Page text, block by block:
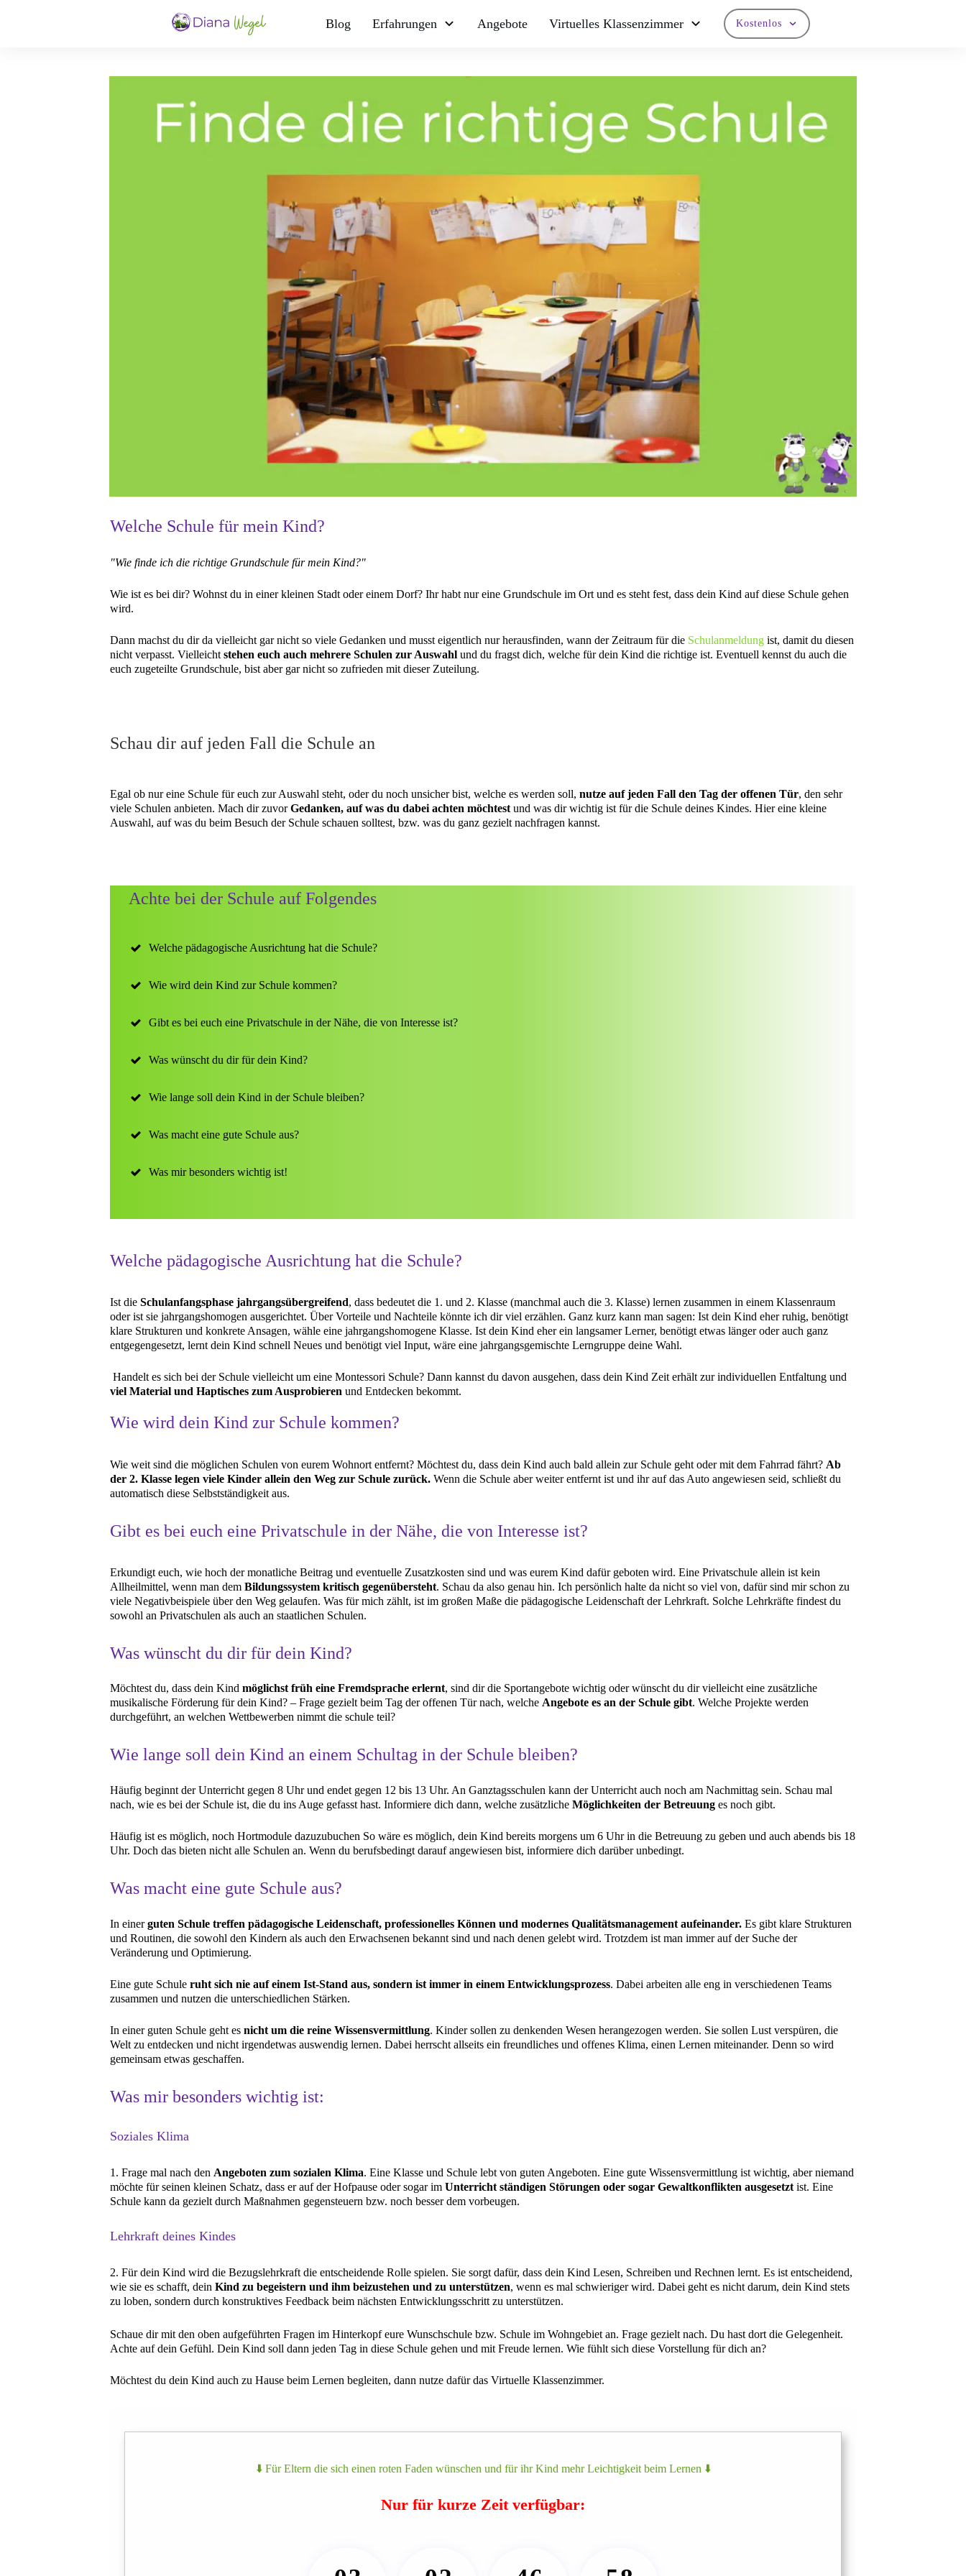
Blog Erfahrungen Angebote Virtuelles Klassenzimmer Kostenlos
Welche Schule für mein Kind?
"Wie finde ich die richtige Grundschule für mein Kind?"
Wie ist es bei dir? Wohnst du in einer kleinen Stadt oder einem Dorf? Ihr habt nur eine Grundschule im Ort und es steht fest, dass dein Kind auf diese Schule gehen
wird.
Dann machst du dir da vielleicht gar nicht so viele Gedanken und musst eigentlich nur herausfinden, wann der Zeitraum für die Schulanmeldung ist, damit du diesen
nicht verpasst. Vielleicht stehen euch auch mehrere Schulen zur Auswahl und du fragst dich, welche für dein Kind die richtige ist. Eventuell kennst du auch die
euch zugeteilte Grundschule, bist aber gar nicht so zufrieden mit dieser Zuteilung.
Schau dir auf jeden Fall die Schule an
Egal ob nur eine Schule für euch zur Auswahl steht, oder du noch unsicher bist, welche es werden soll, nutze auf jeden Fall den Tag der offenen Tür, den sehr
viele Schulen anbieten. Mach dir zuvorGedanken, auf was du dabei achten möchtest und was dir wichtig ist für die Schule deines Kindes. Hier eine kleine
Auswahl, auf was du beim Besuch der Schule schauen solltest, bzw. was du ganz gezielt nachfragen kannst.
Achte bei der Schule auf Folgendes
Welche pädagogische Ausrichtung hat die Schule?
Wie wird dein Kind zur Schule kommen?
Gibt es bei euch eine Privatschule in der Nähe, die von Interesse ist?
Was wünscht du dir für dein Kind?
Wie lange soll dein Kind in der Schule bleiben?
Was macht eine gute Schule aus?
Was mir besonders wichtig ist!
Welche pädagogische Ausrichtung hat die Schule?
Ist die Schulanfangsphase jahrgangsübergreifend, dass bedeutet die 1. und 2. Klasse (manchmal auch die 3. Klasse) lernen zusammen in einem Klassenraum
oder ist sie jahrgangshomogen ausgerichtet. Über Vorteile und Nachteile könnte ich dir viel erzählen. Ganz kurz kann man sagen: Ist dein Kind eher ruhig, benötigt
klare Strukturen und konkrete Ansagen, wähle eine jahrgangshomogene Klasse. Ist dein Kind eher ein langsamer Lerner, benötigt etwas länger oder auch ganz
entgegengesetzt, lernt dein Kind schnell Neues und benötigt viel Input, wäre eine jahrgangsgemischte Lerngruppe deine Wahl.
Handelt es sich bei der Schule vielleicht um eine Montessori Schule? Dann kannst du davon ausgehen, dass dein Kind Zeit erhält zur individuellen Entfaltung und
viel Material und Haptisches zum Ausprobieren und Entdecken bekommt.
Wie wird dein Kind zur Schule kommen?
Wie weit sind die möglichen Schulen von eurem Wohnort entfernt? Möchtest du, dass dein Kind auch bald allein zur Schule geht oder mit dem Fahrrad fährt? Ab
der 2. Klasse legen viele Kinder allein den Weg zur Schule zurück. Wenn die Schule aber weiter entfernt ist und ihr auf das Auto angewiesen seid, schließt du
automatisch diese Selbstständigkeit aus.
Gibt es bei euch eine Privatschule in der Nähe, die von Interesse ist?
Erkundigt euch, wie hoch der monatliche Beitrag und eventuelle Zusatzkosten sind und was eurem Kind dafür geboten wird. Eine Privatschule allein ist kein
Allheilmittel, wenn man dem Bildungssystem kritisch gegenübersteht. Schau da also genau hin. Ich persönlich halte da nicht so viel von, dafür sind mir schon zu
viele Negativbeispiele über den Weg gelaufen. Was für mich zählt, ist im großen Maße die pädagogische Leidenschaft der Lehrkraft. Solche Lehrkräfte findest du
sowohl an Privatschulen als auch an staatlichen Schulen.
Was wünscht du dir für dein Kind?
Möchtest du, dass dein Kind möglichst früh eine Fremdsprache erlernt, sind dir die Sportangebote wichtig oder wünscht du dir vielleicht eine zusätzliche
musikalische Förderung für dein Kind? – Frage gezielt beim Tag der offenen Tür nach, welche Angebote es an der Schule gibt. Welche Projekte werden
durchgeführt, an welchen Wettbewerben nimmt die schule teil?
Wie lange soll dein Kind an einem Schultag in der Schule bleiben?
Häufig beginnt der Unterricht gegen 8 Uhr und endet gegen 12 bis 13 Uhr. An Ganztagsschulen kann der Unterricht auch noch am Nachmittag sein. Schau mal
nach, wie es bei der Schule ist, die du ins Auge gefasst hast. Informiere dich dann, welche zusätzliche Möglichkeiten der Betreuung es noch gibt.
Häufig ist es möglich, noch Hortmodule dazuzubuchen So wäre es möglich, dein Kind bereits morgens um 6 Uhr in die Betreuung zu geben und auch abends bis 18
Uhr. Doch das bieten nicht alle Schulen an. Wenn du berufsbedingt darauf angewiesen bist, informiere dich darüber unbedingt.
Was macht eine gute Schule aus?
In einerguten Schule treffen pädagogische Leidenschaft, professionelles Können und modernes Qualitätsmanagement aufeinander. Es gibt klare Strukturen
und Routinen, die sowohl den Kindern als auch den Erwachsenen bekannt sind und nach denen gelebt wird. Trotzdem ist man immer auf der Suche der
Veränderung und Optimierung.
Eine gute Schule ruht sich nie auf einem Ist-Stand aus, sondern ist immer in einem Entwicklungsprozess. Dabei arbeiten alle eng in verschiedenen Teams
zusammen und nutzen die unterschiedlichen Stärken.
In einer guten Schule geht es nicht um die reine Wissensvermittlung. Kinder sollen zu denkenden Wesen herangezogen werden. Sie sollen Lust verspüren, die
Welt zu entdecken und nicht irgendetwas auswendig lernen. Dabei herrscht allseits ein freundliches und offenes Klima, einen Lernen miteinander. Denn so wird
gemeinsam etwas geschaffen.
Was mir besonders wichtig ist:
Soziales Klima
1. Frage mal nach den Angeboten zum sozialen Klima. Eine Klasse und Schule lebt von guten Angeboten. Eine gute Wissensvermittlung ist wichtig, aber niemand
möchte für seinen kleinen Schatz, dass er auf der Hofpause oder sogar im Unterricht ständigen Störungen oder sogar Gewaltkonflikten ausgesetzt ist. Eine
Schule kann da gezielt durch Maßnahmen gegensteuern bzw. noch besser dem vorbeugen.
Lehrkraft deines Kindes
2. Für dein Kind wird die Bezugslehrkraft die entscheidende Rolle spielen. Sie sorgt dafür, dass dein Kind Lesen, Schreiben und Rechnen lernt. Es ist entscheidend,
wie sie es schafft, dein Kind zu begeistern und ihm beizustehen und zu unterstützen, wenn es mal schwieriger wird. Dabei geht es nicht darum, dein Kind stets
zu loben, sondern durch konstruktives Feedback beim nächsten Entwicklungsschritt zu unterstützen.
Schaue dir mit den oben aufgeführten Fragen im Hinterkopf eure Wunschschule bzw. Schule im Wohngebiet an. Frage gezielt nach. Du hast dort die Gelegenheit.
Achte auf dein Gefühl. Dein Kind soll dann jeden Tag in diese Schule gehen und mit Freude lernen. Wie fühlt sich diese Vorstellung für dich an?
Möchtest du dein Kind auch zu Hause beim Lernen begleiten, dann nutze dafür das Virtuelle Klassenzimmer.
⬇️ Für Eltern die sich einen roten Faden wünschen und für ihr Kind mehr Leichtigkeit beim Lernen ⬇️
Nur für kurze Zeit verfügbar: